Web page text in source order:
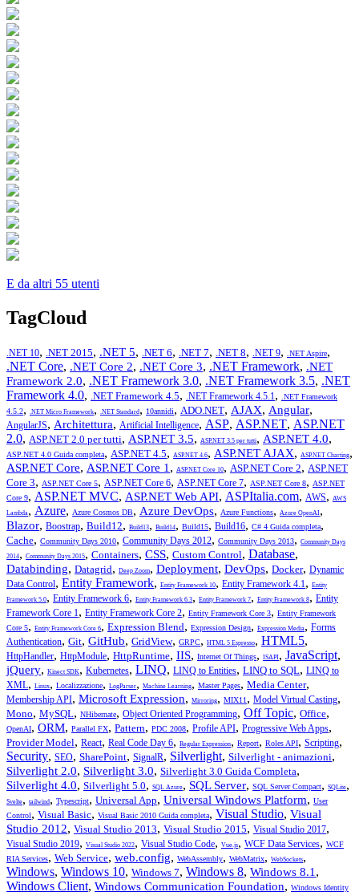
E da altri 55 utenti
TagCloud
.NET 10, .NET 2015, .NET 5, .NET 6, .NET 7, .NET 8, .NET 9, .NET Aspire,
.NET Core, .NET Core 2, .NET Core 3, .NET Framework, .NET
Framework 2.0, .NET Framework 3.0, .NET Framework 3.5, .NET
Framework 4.0, .NET Framework 4.5, .NET Framework 4.5.1 ,
.NET Framework
4.5.2, .NET Micro Framework, .NET Standard , 10annidi, ADO.NET, AJAX, Angular,
AngularJS, Architettura, Artificial Intelligence, ASP, ASP.NET, ASP.NET
2.0, ASP.NET 2.0 per tutti, ASP.NET 3.5, ASP.NET 3.5 per tutti, ASP.NET 4.0,
ASP.NET 4.0 Guida completa, ASP.NET 4.5, ASP.NET 4.6, ASP.NET AJAX, ASP.NET Charting,
ASP.NET Core, ASP.NET Core 1 , ASP.NET Core 10, ASP.NET Core 2, ASP.NET
Core 3, ASP.NET Core 5, ASP.NET Core 6, ASP.NET Core 7, ASP.NET Core 8, ASP.NET
Core 9, ASP.NET MVC, ASP.NET Web API, ASPItalia.com, AWS,
AWS
Lambda , Azure, Azure Cosmos DB, Azure DevOps, Azure Functions, Azure OpenAI,
Blazor, Boostrap, Build12, Build13, Build14, Build15, Build16, C# 4 Guida completa,
Cache, Community Days 2010, Community Days 2012, Community Days 2013, Community Days
2014, Community Days 2015, Containers, CSS, Custom Control, Database,
Databinding, Datagrid, Deep Zoom, Deployment, DevOps, Docker, Dynamic
Data Control, Entity Framework, Entity Framework 10, Entity Framework 4.1 , Entity
Framework 5.0, Entity Framework 6, Entity Framework 6.3, Entity Framework 7, Entity Framework 8, Entity
Framework Core 1 , Entity Framework Core 2, Entity Framework Core 3, Entity Framework
Core 5, Entity Framework Core 6, Expression Blend, Expression Design, Expression Media , Forms
Authentication, Git, GitHub, GridView, GRPC, HTML 5 Espresso, HTML5,
HttpHandler, HttpModule, HttpRuntime, IIS, Internet Of Things, ISAPI, JavaScript,
jQuery, Kinect SDK, Kubernetes, LINQ, LINQ to Entities, LINQ to SQL, LINQ to
XML, Linux, Localizzazione, LogParser, Machine Learning, Master Pages, Media Center,
Membership API, Microsoft Expression, Mirroring, MIX11 , Model Virtual Casting,
Mono, MySQL, NHibernate, Object Oriented Programming, Off Topic, Office,
OpenAI, ORM, Parallel FX, Pattern, PDC 2008, Profile API, Progressive Web Apps,
Provider Model, React, Real Code Day 6, Regular Expression, Report, Roles API, Scripting,
Security, SEO, SharePoint, SignalR, Silverlight, Silverlight - animazioni,
Silverlight 2.0, Silverlight 3.0, Silverlight 3.0 Guida Completa,
Silverlight 4.0, Silverlight 5.0, SQL Azure, SQL Server, SQL Server Compact, SQLite,
Svelte, tailwind , Typescript, Universal App, Universal Windows Platform, User
Control, Visual Basic, Visual Basic 2010 Guida completa, Visual Studio, Visual
Studio 2012, Visual Studio 2013, Visual Studio 2015, Visual Studio 2017,
Visual Studio 2019, Visual Studio 2022, Visual Studio Code, Vue.js, WCF Data Services, WCF
RIA Services, Web Service, web.config, WebAssembly, WebMatrix, WebSockets,
Windows, Windows 10, Windows 7, Windows 8, Windows 8.1 ,
Windows Client, Windows Communication Foundation, Windows Identity